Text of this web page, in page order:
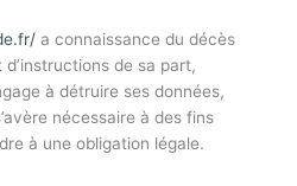
a connaissance du décès
de sa part,
à détruire ses données,
nécessaire à des fins
à une obligation légale.